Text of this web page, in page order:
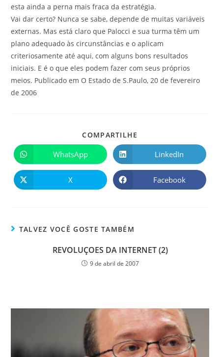
esta ainda a perna mais fraca da estratégia.
Vai dar certo? Nunca se sabe, depende de muitas variáveis
externas. Mas está claro que Palocci e sua turma têm um
plano adequado às circunstâncias e o aplicam
criteriosamente até aqui, com alguns bons resultados
iniciais. E é o que eles podem fazer com seus próprios
meios. Publicado em O Estado de S.Paulo, 20 de fevereiro
de 2006
COMPARTILHE
WhatsApp LinkedIn
X Facebook
TALVEZ VOCÊ GOSTE TAMBÉM
REVOLUÇOES DA INTERNET (2)
9 de abril de 2007